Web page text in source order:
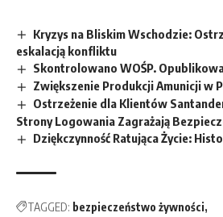
Kryzys na Bliskim Wschodzie:
eskalacją konfliktu
Skontrolowano WOŚP.
Zwiększenie Produkcji Amunicji w
Ostrzeżenie dla Klientów
Strony Logowania Zagrażają
Dziękczynność Ratująca Życie:
TAGGED: bezpieczeństwo żywności